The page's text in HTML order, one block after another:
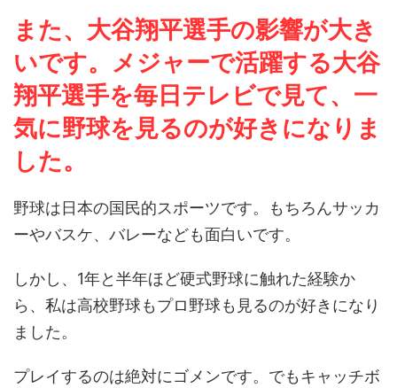
また、大谷翔平選手の影響が大き
いです。メジャーで活躍する大谷
翔平選手を毎日テレビで見て、一
気に野球を見るのが好きになりま
した。
野球は日本の国民的スポーツです。もちろんサッカ
ーやバスケ、バレーなども面白いです。
しかし、1年と半年ほど硬式野球に触れた経験か
ら、私は高校野球もプロ野球も見るのが好きになり
ました。
プレイするのは絶対にゴメンです。でもキャッチボ